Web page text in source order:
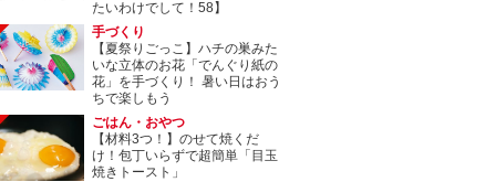
たいわけでして！58】
手づくり
【夏祭りごっこ】ハチの巣みた
いな立体のお花「でんぐり紙の
花」を手づくり！ 暑い日はおう
ちで楽しもう
ごはん・おやつ
【材料3つ！】のせて焼くだ
け！包丁いらずで超簡単「目玉
焼きトースト」